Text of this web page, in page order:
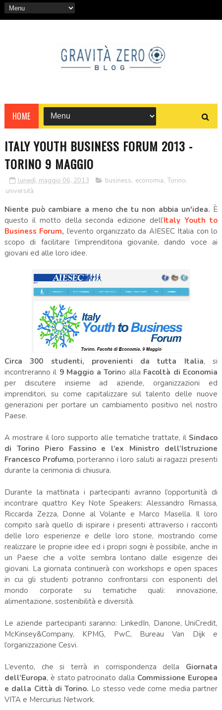
HOME
ITALY YOUTH BUSINESS FORUM 2013 -
TORINO 9 MAGGIO
lunedì, maggio 06, 2013 business, economia, Torino,
università
Niente può cambiare a meno che tu non abbia un'idea. È
questo il motto della seconda edizione dell’Italy Youth to
Business Forum, l’evento organizzato da AIESEC Italia con lo
scopo di facilitare l’imprenditoria giovanile, dando voce ai
giovani ed alle loro idee.
Circa 300 studenti, provenienti da tutta Italia, si
incontreranno il 9 Maggio a Torino alla Facoltà di Economia
per discutere insieme ad aziende, organizzazioni ed
imprenditori, su come capitalizzare sul talento delle nuove
generazioni per portare un cambiamento positivo nel nostro
Paese.
A mostrare il loro supporto alle tematiche trattate, il Sindaco
di Torino Piero Fassino e l’ex Ministro dell’Istruzione
Francesco Profumo, porteranno i loro saluti ai ragazzi presenti
durante la cerimonia di chiusura.
Durante la mattinata i partecipanti avranno l’opportunità di
incontrare quattro Key Note Speakers: Alessandro Rimassa,
Riccarda Zezza, Donne al Volante e Marco Masella. Il loro
compito sarà quello di ispirare i presenti attraverso i racconti
delle loro esperienze e delle loro storie, mostrando come
realizzare le proprie idee ed i propri sogni è possibile, anche in
un Paese che a volte sembra lontano dalle esigenze dei
giovani. La giornata continuerà con workshops e open spaces
in cui gli studenti potranno confrontarsi con esponenti del
mondo corporate su tematiche quali: innovazione,
alimentazione, sostenibilità e diversità.
Le aziende partecipanti saranno: LinkedIn, Danone, UniCredit,
McKinsey&Company, KPMG, PwC, Bureau Van Dijk e
l’organizzazione Cesvi.
L’evento, che si terrà in corrispondenza della Giornata
dell’Europa, è stato patrocinato dalla Commissione Europea
e dalla Città di Torino. Lo stesso vede come media partner
VITA e Mercurius Network.